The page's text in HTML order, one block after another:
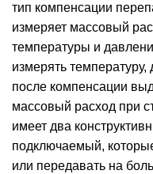
тип компенсации
измеряет массовый
температуры и
измерять
после компенсации
массовый расход при
имеет два
подключаемый,
или передавать на